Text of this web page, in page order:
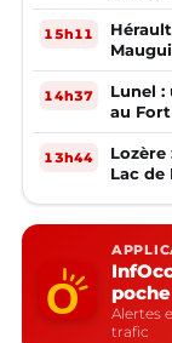
15h11
14h37
Lunel :
au
13h44
Lac de
poche
Alertes
trafic